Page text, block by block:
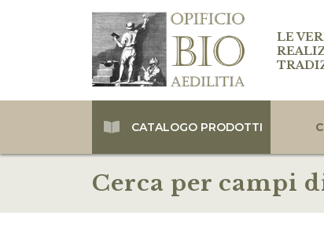
LE
CATALOGO PRODOTTI
Cerca per campi